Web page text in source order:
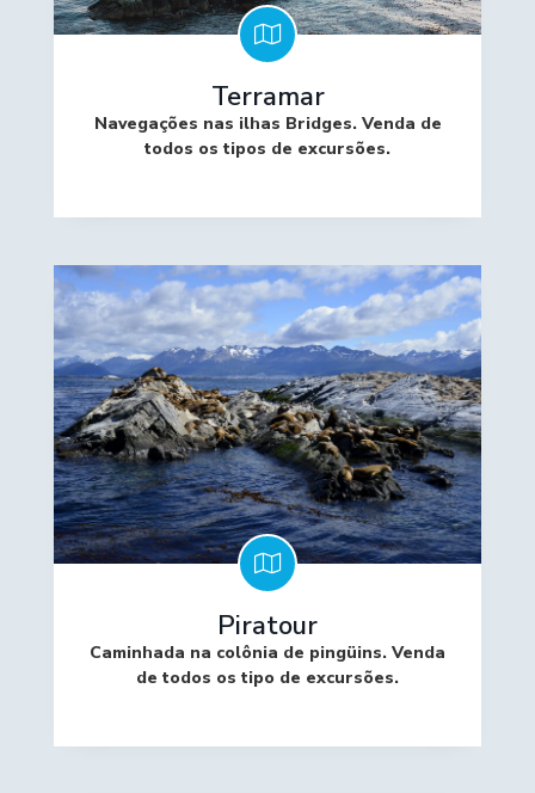
Terramar
Navegações nas ilhas Bridges. Venda de
todos os tipos de excursões.
Piratour
Caminhada na colônia de pingüins. Venda
de todos os tipo de excursões.